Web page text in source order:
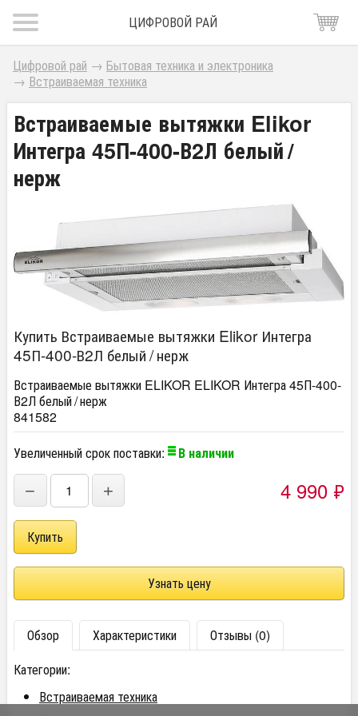
ЦИФРОВОЙ РАЙ
Цифровой рай → Бытовая техника и электроника
→ Встраиваемая техника
Встраиваемые вытяжки Elikor
Интегра 45П-400-В2Л белый /
нерж
Купить Встраиваемые вытяжки Elikor Интегра
45П-400-В2Л белый / нерж
Встраиваемые вытяжки ELIKOR ELIKOR Интегра 45П-400-
В2Л белый / нерж
841582
Увеличенный срок поставки:
В наличии
− + 4 990 ₽
Узнать цену
Обзор Характеристики
Отзывы (0)
Категории:
Встраиваемая техника